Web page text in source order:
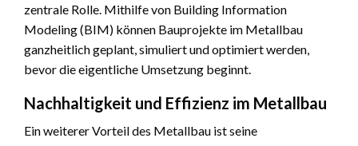
zentrale Rolle. Mithilfe von Building Information
Modeling (BIM) können Bauprojekte im Metallbau
ganzheitlich geplant, simuliert und optimiert werden,
bevor die eigentliche Umsetzung beginnt.
Nachhaltigkeit und Effizienz im Metallbau
Ein weiterer Vorteil des Metallbau ist seine